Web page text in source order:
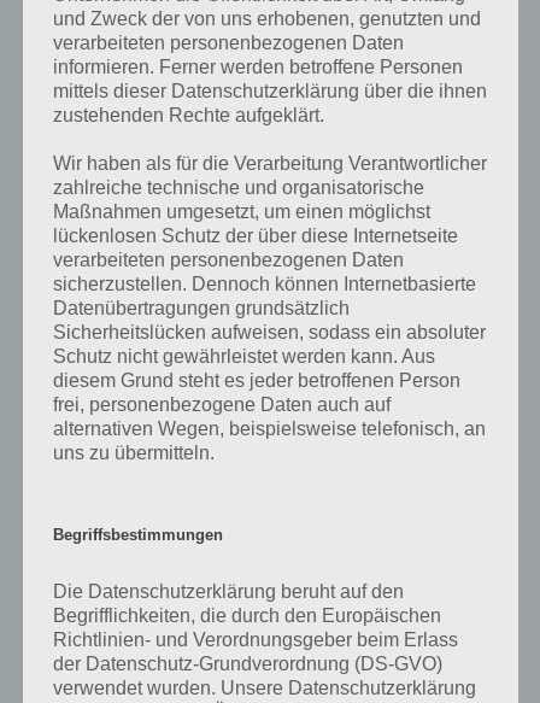
Hier nun der achte Teil unserer Artikel Serie "100
Floors - Lösung und Walktrough". In diesem geht es
um die Level 71 bis 80. Diese Level seht…
APPS
100 FLOORS: LEVEL 61, 62, 63, 64,
65, 66, 67, 68, 69, 70 – LÖSUNG UND
WALKTROUGH DER ANDROID UND
IPHONE APP
PAUL STELZER-16. JUNI 2012
Hier nun der siebente Teil unserer Artikel Serie "100
Floors - Lösung und Walktrough". In diesem geht es
um die Lösung der Level 61 bis 70. Bei…
100 FLOORS: LEVEL 51, 52, 53, 54,
55, 56, 57, 58, 59, 60 – LÖSUNG
ANDROID UND IPHONE APP
und Zweck der von uns erhobenen, genutzten und
verarbeiteten personenbezogenen Daten
informieren. Ferner werden betroffene Personen
mittels dieser Datenschutzerklärung über die ihnen
zustehenden Rechte aufgeklärt.
Wir haben als für die Verarbeitung Verantwortlicher
zahlreiche technische und organisatorische
Maßnahmen umgesetzt, um einen möglichst
lückenlosen Schutz der über diese Internetseite
verarbeiteten personenbezogenen Daten
sicherzustellen. Dennoch können Internetbasierte
Datenübertragungen grundsätzlich
Sicherheitslücken aufweisen, sodass ein absoluter
Schutz nicht gewährleistet werden kann. Aus
diesem Grund steht es jeder betroffenen Person
frei, personenbezogene Daten auch auf
alternativen Wegen, beispielsweise telefonisch, an
uns zu übermitteln.
Begriffsbestimmungen
Die Datenschutzerklärung beruht auf den
Begrifflichkeiten, die durch den Europäischen
Richtlinien- und Verordnungsgeber beim Erlass
der Datenschutz-Grundverordnung (DS-GVO)
verwendet wurden. Unsere Datenschutzerklärung